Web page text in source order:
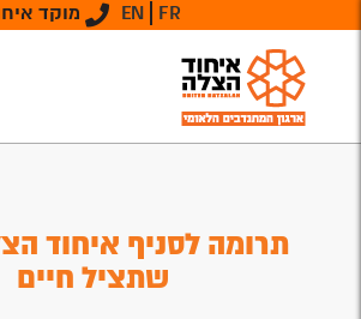
מוקד EN FR
תרומה לסניף איחוד
שתציל חיים